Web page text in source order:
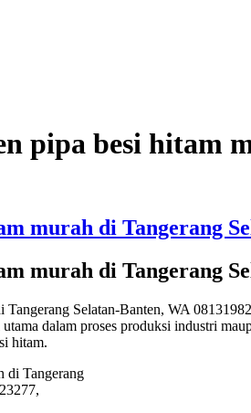
pipa besi hitam
murah di Tangerang
murah di Tangerang
Tangerang Selatan-Banten, WA
utama dalam proses produksi industri
hitam.